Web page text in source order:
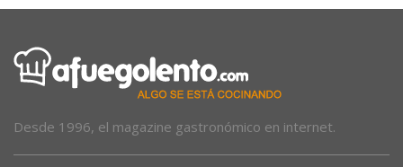
Desde 1996, el magazine gastronómico en internet.